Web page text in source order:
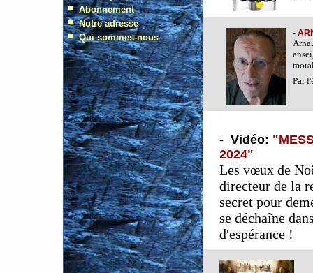
-
Par
- Vidéo:
2024"
Les vœux de
directeur de la
secret pour
se déchaîne
d'espérance !